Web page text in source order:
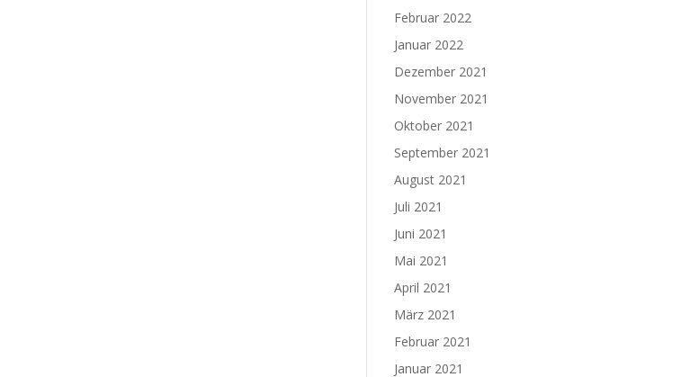
Februar 2022
Januar 2022
Dezember 2021
November 2021
Oktober 2021
September 2021
August 2021
Juli 2021
Juni 2021
Mai 2021
April 2021
März 2021
Februar 2021
Januar 2021